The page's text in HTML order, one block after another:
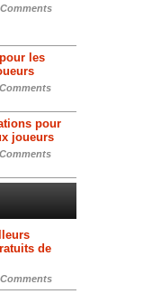
les
pour
joueurs
de